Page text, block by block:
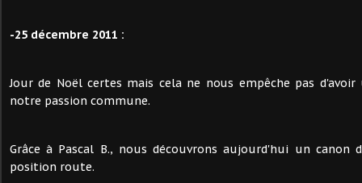
-25 décembre 2011 :
Jour de Noël certes mais cela ne nous empêche pas
notre passion commune.
Grâce à Pascal B., nous découvrons aujourd'hui un canon
position route.